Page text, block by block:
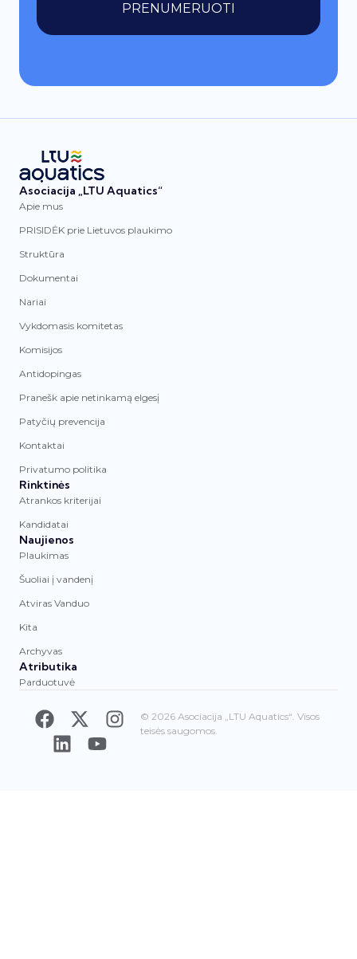
PRENUMERUOTI
Asociacija „LTU Aquatics“
Apie mus
PRISIDĖK prie Lietuvos plaukimo
Struktūra
Dokumentai
Nariai
Vykdomasis komitetas
Komisijos
Antidopingas
Pranešk apie netinkamą elgesį
Patyčių prevencija
Kontaktai
Privatumo politika
Rinktinės
Atrankos kriterijai
Kandidatai
Naujienos
Plaukimas
Šuoliai į vandenį
Atviras Vanduo
Kita
Archyvas
Atributika
Parduotuvė
© 2026 Asociacija „LTU Aquatics“. Visos
teisės saugomos.